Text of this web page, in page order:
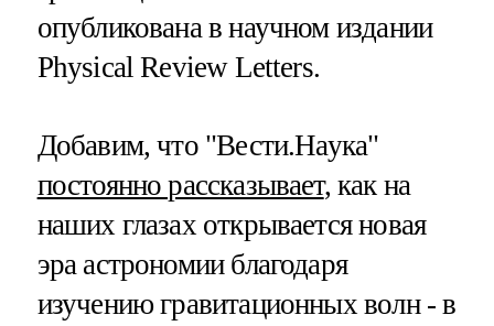
опубликована в научном издании
Physical Review Letters.
Добавим, что "Вести.Наука"
постоянно рассказывает, как на
наших глазах открывается новая
эра астрономии благодаря
изучению гравитационных волн - в